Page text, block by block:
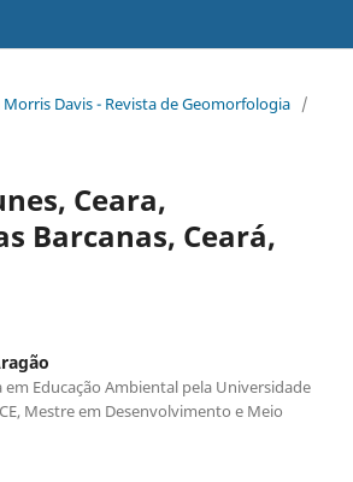
Davis - Revista de Geomorfologia /
Ceara,
Barcanas, Ceará,
em Educação Ambiental pela Universidade
Mestre em Desenvolvimento e Meio